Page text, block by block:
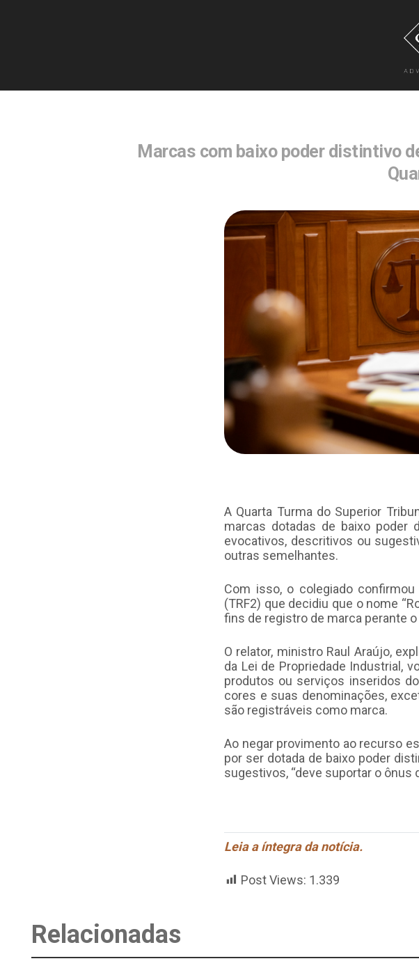
Marcas com baixo poder distintivo
A Quarta Turma do Superior
marcas dotadas de baixo poder
evocativos, descritivos ou
outras semelhantes.
Com isso, o colegiado confirmou
(TRF2) que decidiu que o nome
fins de registro de marca perante
O relator, ministro Raul Araújo,
da Lei de Propriedade Industrial,
produtos ou serviços inseridos
cores e suas denominações,
são registráveis como marca.
Ao negar provimento ao recurso
por ser dotada de baixo poder
sugestivos, “deve suportar o
Leia a íntegra da notícia.
Post Views: 1.339
Relacionadas